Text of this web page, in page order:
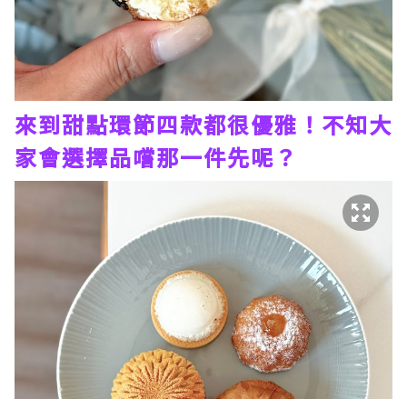
來到甜點環節四款都很優雅！不知大
家會選擇品嚐那一件先呢？